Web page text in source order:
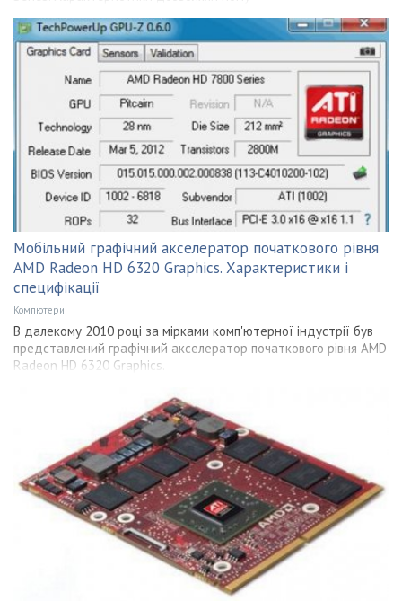
Мобільний графічний акселератор початкового рівня
AMD Radeon HD 6320 Graphics. Характеристики і
специфікації
Компютери
В далекому 2010 році за мірками комп'ютерної індустрії був
представлений графічний акселератор початкового рівня AMD
Radeon HD 6320 Graphics.